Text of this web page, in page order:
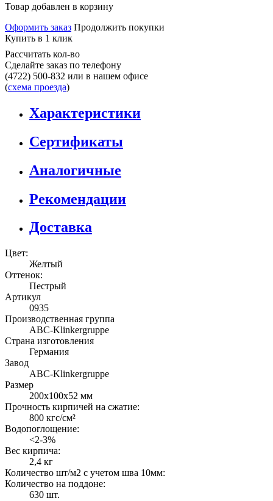
Товар добавлен в корзину
Оформить заказ Продолжить покупки
Купить в 1 клик
Рассчитать кол-во
Сделайте заказ по телефону
(4722) 500-832 или в нашем офисе
(схема проезда)
Характеристики
Сертификаты
Аналогичные
Рекомендации
Доставка
Цвет:
Желтый
Оттенок:
Пестрый
Артикул
0935
Производственная группа
ABC-Klinkergruppe
Страна изготовления
Германия
Завод
ABC-Klinkergruppe
Размер
200х100х52 мм
Прочность кирпичей на сжатие:
800 кгс/см²
Водопоглощение:
<2-3%
Вес кирпича:
2,4 кг
Количество шт/м2 с учетом шва 10мм:
Количество на поддоне:
630 шт.